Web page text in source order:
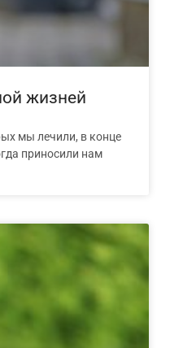
жизней
мы лечили, в конце
приносили нам